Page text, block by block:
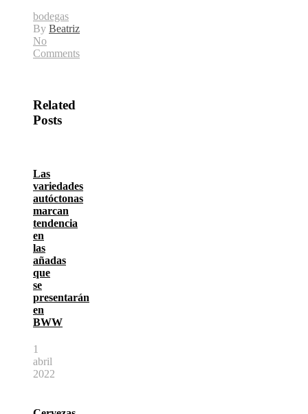
bodegas
By Beatriz
No
Comments
Related
Posts
Las
variedades
autóctonas
marcan
tendencia
en
las
añadas
que
se
presentarán
en
BWW
1
abril
2022